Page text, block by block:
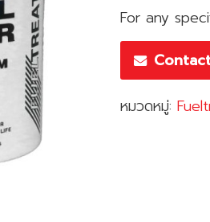
For any
หมวดหมู่: